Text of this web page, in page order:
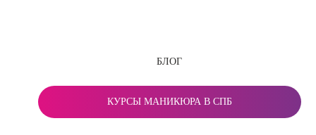
БЛОГ
КУРСЫ МАНИКЮРА В СПБ